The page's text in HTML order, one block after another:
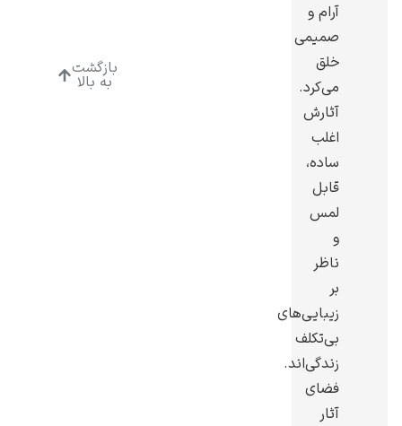
آرام و
صمیمی
خلق
می‌کرد.
آثارش
اغلب
ساده،
قابل
لمس
و
ناظر
بر
زیبایی‌های
بی‌تکلف
زندگی‌اند.
فضای
آثار
بازگشت
به بالا